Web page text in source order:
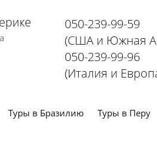
050-239-99-59
(США и Южная
050-239-99-96
(Италия и
Туры в Бразилию Туры в Перу